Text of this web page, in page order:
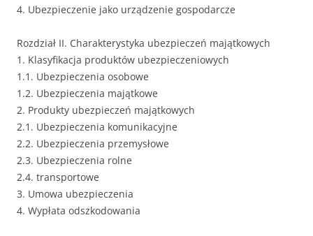
4. Ubezpieczenie jako urządzenie gospodarcze
Rozdział II. Charakterystyka ubezpieczeń majątkowych
1. Klasyfikacja produktów ubezpieczeniowych
1.1. Ubezpieczenia osobowe
1.2. Ubezpieczenia majątkowe
2. Produkty ubezpieczeń majątkowych
2.1. Ubezpieczenia komunikacyjne
2.2. Ubezpieczenia przemysłowe
2.3. Ubezpieczenia rolne
2.4. transportowe
3. Umowa ubezpieczenia
4. Wypłata odszkodowania